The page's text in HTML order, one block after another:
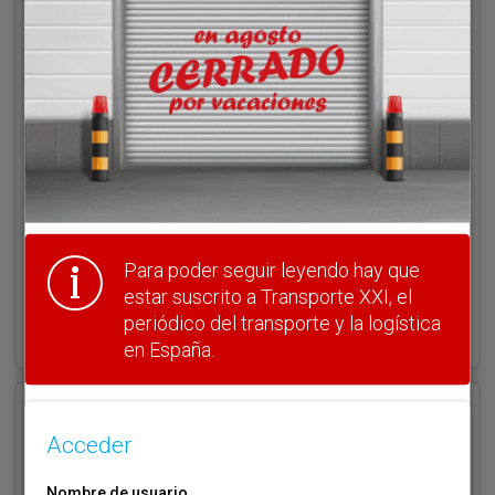
Acceder
Nombre de usuario
¿Olvidó su clave?
Haga clic aquí para recuperarla.
Para poder seguir leyendo hay que
estar suscrito a Transporte XXI, el
periódico del transporte y la logística
en España.
Acceder